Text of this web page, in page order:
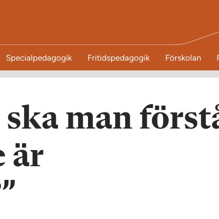
Specialpedagogik Fritidspedagogik Förskolan
man
är